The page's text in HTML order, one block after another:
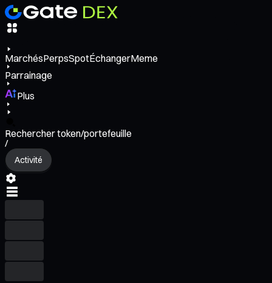
MarchésPerpsSpotÉchangerMeme
Parrainage
Plus
Rechercher token/portefeuille
/
Activité